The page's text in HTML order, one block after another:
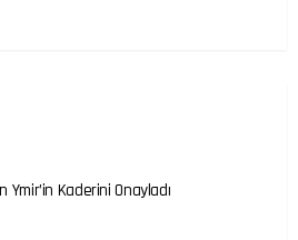
Kaderini Onayladı